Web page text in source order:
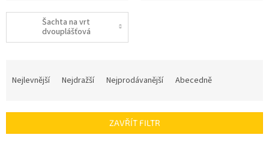
Šachta na vrt
dvouplášťová
í
Nejlevnější Nejdražší Nejprodávanější Abecedně
ZAVŘÍT FILTR